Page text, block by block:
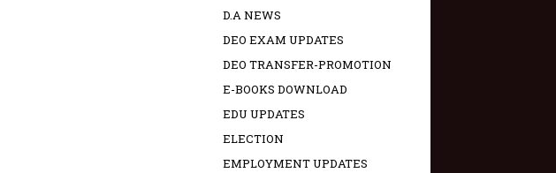
D.A NEWS
DEO EXAM UPDATES
DEO TRANSFER-PROMOTION
E-BOOKS DOWNLOAD
EDU UPDATES
ELECTION
EMPLOYMENT UPDATES